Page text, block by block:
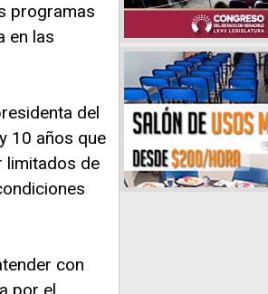
programas
en las
del
10 años que
limitados de
con